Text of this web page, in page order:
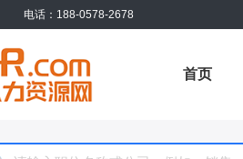
电话：188-0578-2678
首页